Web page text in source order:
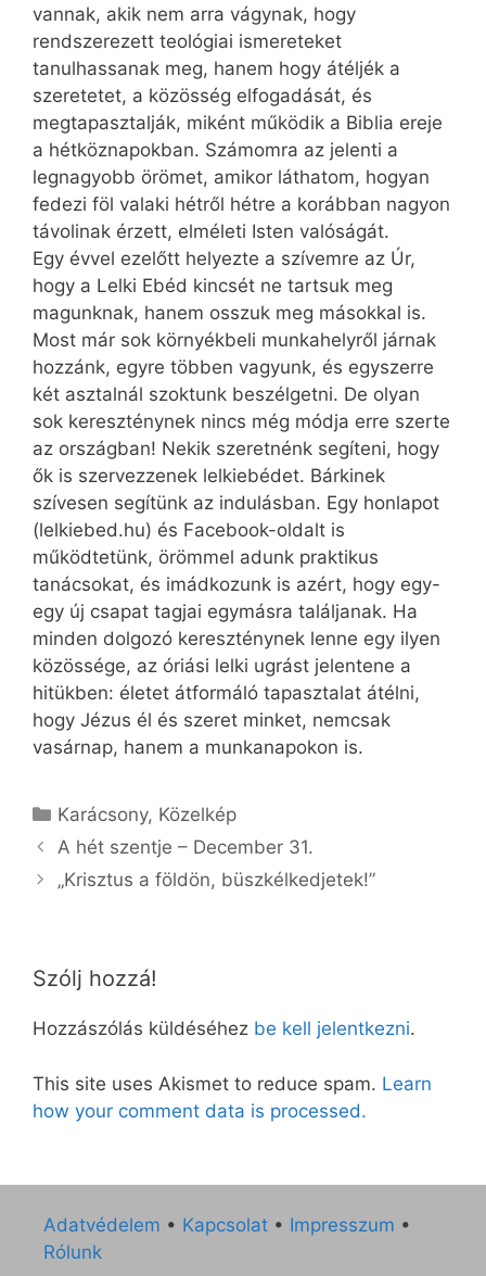
vannak, akik nem arra vágynak, hogy
rendszerezett teológiai ismereteket
tanulhassanak meg, hanem hogy átéljék a
szeretetet, a közösség elfogadását, és
megtapasztalják, miként működik a Biblia ereje
a hétköznapokban. Számomra az jelenti a
legnagyobb örömet, amikor láthatom, hogyan
fedezi föl valaki hétről hétre a korábban nagyon
távolinak érzett, elméleti Isten valóságát.
Egy évvel ezelőtt helyezte a szívemre az Úr,
hogy a Lelki Ebéd kincsét ne tartsuk meg
magunknak, hanem osszuk meg másokkal is.
Most már sok környékbeli munkahelyről járnak
hozzánk, egyre többen vagyunk, és egyszerre
két asztalnál szoktunk beszélgetni. De olyan
sok kereszténynek nincs még módja erre szerte
az országban! Nekik szeretnénk segíteni, hogy
ők is szervezzenek lelkiebédet. Bárkinek
szívesen segítünk az indulásban. Egy honlapot
(lelkiebed.hu) és Facebook-oldalt is
működtetünk, örömmel adunk praktikus
tanácsokat, és imádkozunk is azért, hogy egy-
egy új csapat tagjai egymásra találjanak. Ha
minden dolgozó kereszténynek lenne egy ilyen
közössége, az óriási lelki ugrást jelentene a
hitükben: életet átformáló tapasztalat átélni,
hogy Jézus él és szeret minket, nemcsak
vasárnap, hanem a munkana­pokon is.
Kategória
Karácsony, Közelkép
A hét szentje – December 31.
„Krisztus a földön, büszkélkedjetek!”
Szólj hozzá!
Hozzászólás küldéséhez be kell jelentkezni.
This site uses Akismet to reduce spam. Learn
how your comment data is processed.
Adatvédelem • Kapcsolat • Impresszum •
Rólunk